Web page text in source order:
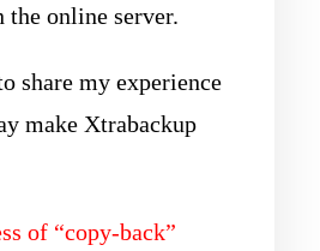
the online server.
share my experience
make Xtrabackup
of “copy-back”